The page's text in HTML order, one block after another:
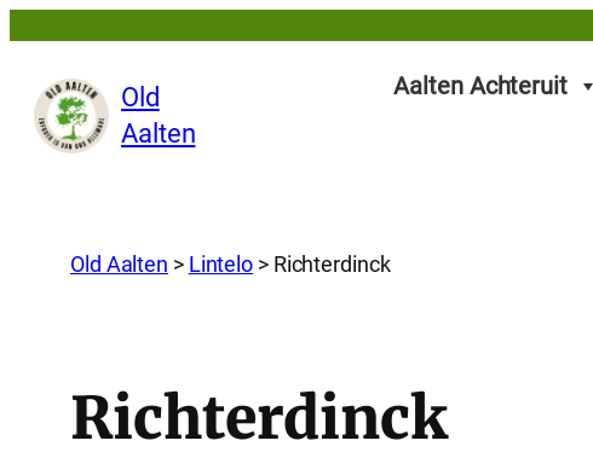
Old
Aalten
Aalten Achteruit
Old Aalten > Lintelo > Richterdinck
Richterdinck